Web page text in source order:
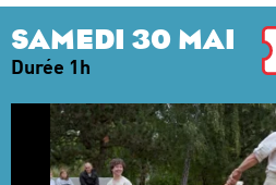
SAMEDI 30 MAI
Durée 1h